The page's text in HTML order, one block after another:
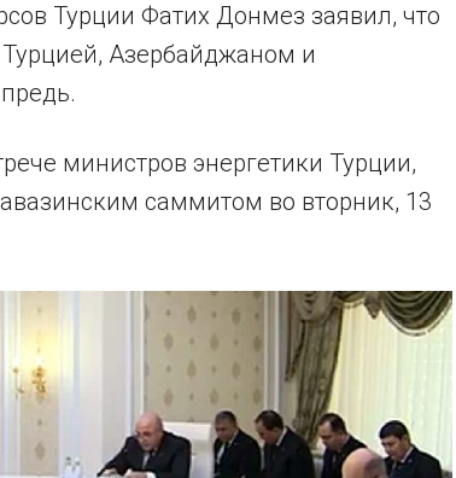
Турции Фатих Донмез заявил, что
Азербайджаном и
министров энергетики Турции,
саммитом во вторник, 13